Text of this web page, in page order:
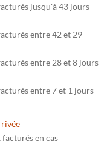
jusqu'à 43 jours
entre 42 et 29
entre 28 et 8 jours
entre 7 et 1 jours
en cas